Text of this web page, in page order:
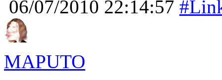
06/07/2010 22:14:57
MAPUTO